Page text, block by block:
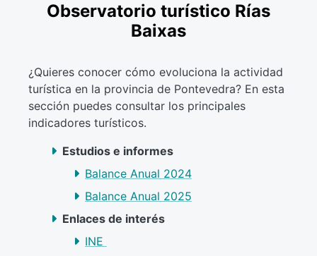
Observatorio turístico Rías
Baixas
¿Quieres conocer cómo evoluciona la actividad
turística en la provincia de Pontevedra? En esta
sección puedes consultar los principales
indicadores turísticos.
Estudios e informes
Balance Anual 2024
Balance Anual 2025
Enlaces de interés
INE